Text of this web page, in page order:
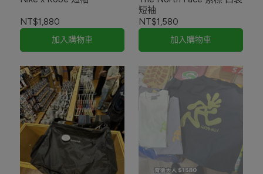
NT$1,880
加入購物車
短袖
NT$1,580
加入購物車